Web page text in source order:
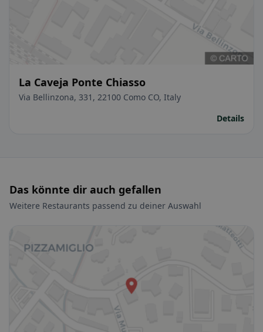
La Caveja Ponte Chiasso
Via Bellinzona, 331, 22100 Como CO, Italy
Details
Das könnte dir auch gefallen
Weitere Restaurants passend zu deiner Auswahl